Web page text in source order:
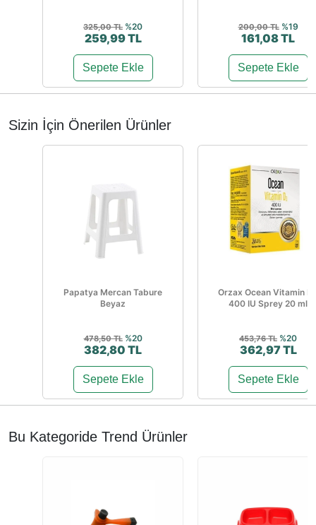
325,00 TL %20
259,99 TL
Sepete Ekle
200,00 TL %19
161,08 TL
Sepete Ekle
Sizin İçin Önerilen Ürünler
Papatya Mercan Tabure
Beyaz
478,50 TL %20
382,80 TL
Sepete Ekle
Orzax Ocean Vitamin
400 IU Sprey 20 ml
453,76 TL %20
362,97 TL
Sepete Ekle
Bu Kategoride Trend Ürünler